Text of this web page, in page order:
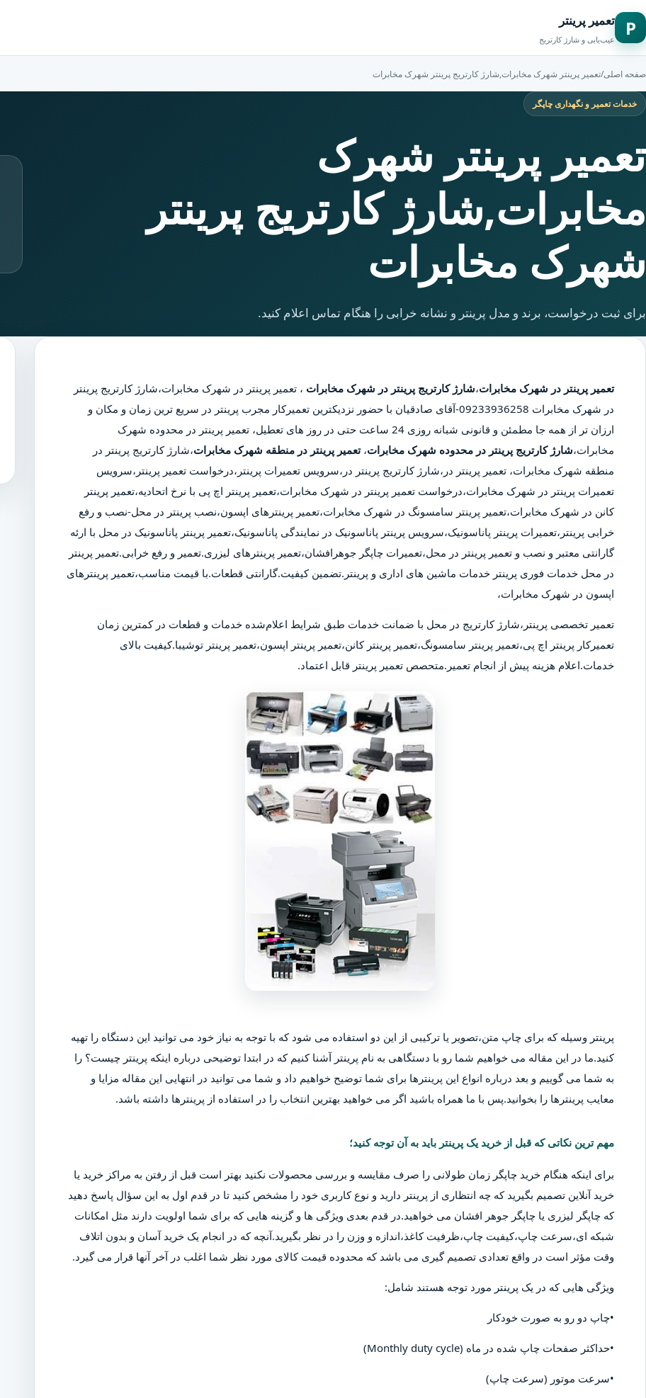
P تعمیر پرینتر
عیب‌یابی و شارژ کارتریج
صفحه اصلی/تعمیر پرینتر شهرک مخابرات,شارژ کارتریج پرینتر شهرک مخابرات
خدمات تعمیر و نگهداری چاپگر
تعمیر پرینتر شهرک
مخابرات,شارژ کارتریج پرینتر
شهرک مخابرات
برای ثبت درخواست، برند و مدل پرینتر و نشانه خرابی را هنگام تماس اعلام کنید.
تعمیر پرینتر در شهرک مخابرات،شارژ کارتریج پرینتر در شهرک مخابرات ، تعمیر پرینتر در شهرک مخابرات،شارژ کارتریج پرینتر
در شهرک مخابرات
09233936258-آقای صادقیان با حضور نزدیکترین تعمیرکار مجرب پرینتر در سریع ترین زمان و مکان و
ارزان تر از همه جا مطمئن و قانونی شبانه روزی 24 ساعت حتی در روز های تعطیل، تعمیر پرینتر در محدوده شهرک
مخابرات،شارژ کارتریج پرینتر در محدوده شهرک مخابرات، تعمیر پرینتر در منطقه شهرک مخابرات،شارژ کارتریج پرینتر در
منطقه شهرک مخابرات، تعمیر پرینتر در،شارژ کارتریج پرینتر در،سرویس تعمیرات پرینتر،درخواست تعمیر پرینتر،سرویس
تعمیرات پرینتر در شهرک مخابرات،درخواست تعمیر پرینتر در شهرک مخابرات،تعمیر پرینتر اچ پی با نرخ اتحادیه،تعمیر پرینتر
کانن در شهرک مخابرات،تعمیر پرینتر سامسونگ در شهرک مخابرات،تعمیر پرینترهای اپسون،نصب پرینتر در محل-نصب و رفع
خرابی پرینتر،تعمیرات پرینتر پاناسونیک،سرویس پرینتر پاناسونیک در نمایندگی پاناسونیک،تعمیر پرینتر پاناسونیک در محل با ارئه
گارانتی معتبر و نصب و تعمیر پرینتر در محل،تعمیرات چاپگر جوهرافشان،تعمیر پرینترهای لیزری.تعمیر و رفع خرابی.تعمیر پرینتر
در محل خدمات فوری پرینتر خدمات ماشین های اداری و پرینتر.تضمین کیفیت.گارانتی قطعات.با قیمت مناسب،تعمیر پرینترهای
اپسون در شهرک مخابرات،
تعمیر تخصصی پرینتر،شارژ کارتریج در محل با ضمانت خدمات طبق شرایط اعلام‌شده خدمات و قطعات در کمترین زمان
تعمیرکار پرینتر اچ پی،تعمیر پرینتر سامسونگ،تعمیر پرینتر کانن،تعمیر پرینتر اپسون،تعمیر پرینتر توشیبا.کیفیت بالای
خدمات.اعلام هزینه پیش از انجام تعمیر.متحصص تعمیر پرینتر قابل اعتماد.
پرینتر وسیله که برای چاپ متن،تصویر یا ترکیبی از این دو استفاده می شود که با توجه به نیاز خود می توانید این دستگاه را تهیه
کنید.ما در این مقاله می خواهیم شما رو با دستگاهی به نام پرینتر آشنا کنیم که در ابتدا توضیحی درباره اینکه پرینتر چیست؟ را
به شما می گوییم و بعد درباره انواع این پرینترها برای شما توضیح خواهیم داد و شما می توانید در انتهایی این مقاله مزایا و
معایب پرینترها را بخوانید.پس با ما همراه باشید اگر می خواهید بهترین انتخاب را در استفاده از پرینترها داشته باشد.
مهم ترین نکاتی که قبل از خرید یک پرینتر باید به آن توجه کنید؛
برای اینکه هنگام خرید چاپگر زمان طولانی را صرف مقایسه و بررسی محصولات نکنید بهتر است قبل از رفتن به مراکز خرید یا
خرید آنلاین تصمیم بگیرید که چه انتظاری از پرینتر دارید و نوع کاربری خود را مشخص کنید تا در قدم اول به این سؤال پاسخ دهید
که چاپگر لیزری یا چاپگر جوهر افشان می خواهید.در قدم بعدی ویژگی ها و گزینه هایی که برای شما اولویت دارند مثل امکانات
شبکه ای،سرعت چاپ،کیفیت چاپ،ظرفیت کاغذ،اندازه و وزن را در نظر بگیرید.آنچه که در انجام یک خرید آسان و بدون اتلاف
وقت مؤثر است در واقع تعدادی تصمیم گیری می باشد که محدوده قیمت کالای مورد نظر شما اغلب در آخر آنها قرار می گیرد.
ویژگی هایی که در یک پرینتر مورد توجه هستند شامل:
•چاپ دو رو به صورت خودکار
•حداکثر صفحات چاپ شده در ماه (Monthly duty cycle)
•سرعت موتور (سرعت چاپ)